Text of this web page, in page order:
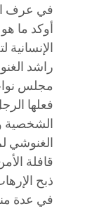
في عرف
أوكد ما
الإنسانية
راشد
مجلس
فعلها
الشخصية
قافلة
ذبح
في عدة